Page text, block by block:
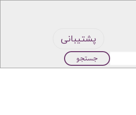
پشتیبانی
جستجو